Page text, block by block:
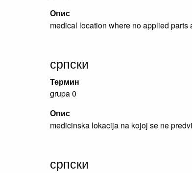
Опис
medical location where no applied parts
српски
Термин
grupa 0
Опис
medicinska lokacija na kojoj se ne
српски